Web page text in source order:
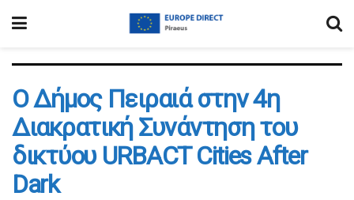
Ο Δήμος Πειραιά στην 4η
Διακρατική Συνάντηση του
δικτύου URBACT Cities After
Dark